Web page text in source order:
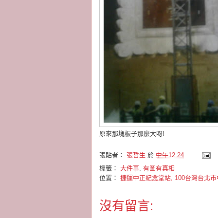
原來那塊板子那麼大呀!
張貼者： 張哲生 於 中午12:24
標籤： 大件事, 有圖有真相
位置： 捷運中正紀念堂站, 100台灣台北市
沒有留言: